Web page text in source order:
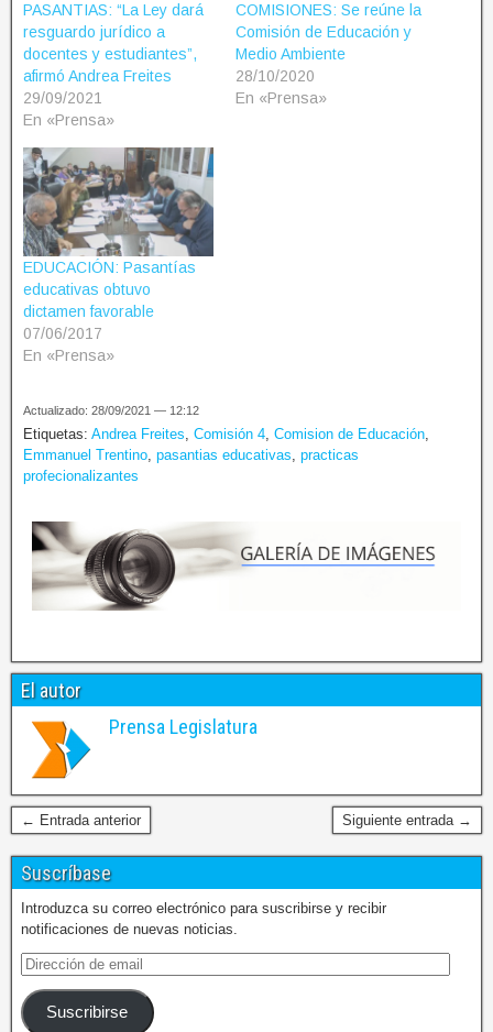
PASANTIAS: “La Ley dará
resguardo jurídico a
docentes y estudiantes”,
afirmó Andrea Freites
29/09/2021
En «Prensa»
COMISIONES: Se reúne la
Comisión de Educación y
Medio Ambiente
28/10/2020
En «Prensa»
EDUCACIÓN: Pasantías
educativas obtuvo
dictamen favorable
07/06/2017
En «Prensa»
Actualizado: 28/09/2021 — 12:12
Etiquetas: Andrea Freites, Comisión 4, Comision de Educación,
Emmanuel Trentino, pasantias educativas, practicas
profecionalizantes
El autor
Prensa Legislatura
← Entrada anterior Siguiente entrada →
Suscríbase
Introduzca su correo electrónico para suscribirse y recibir
notificaciones de nuevas noticias.
Suscribirse